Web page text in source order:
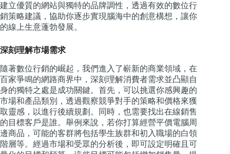
建立優質的網站與獨特的品牌調性，透過有效的數位行
銷策略建議，協助你逐步實現腦海中的創意構想，讓你
的線上生意蓬勃發展。
深刻理解市場需求
隨著數位行銷的崛起，我們進入了嶄新的商業領域，在
百家爭鳴的網路商界中，深刻理解消費者需求並凸顯自
身的獨特之處是成功關鍵。首先，可以挑選你感興趣的
市場和產品類別，透過觀察競爭對手的策略和價格來獲
取靈感，以進行後續規劃。同時，也需要找出在線銷售
的目標客戶是誰。舉例來說，若你打算經營平價電腦周
邊商品，可能的客群將包括學生族群和初入職場的白領
階層等。經過市場和受眾的分析後，即可設定明確且可